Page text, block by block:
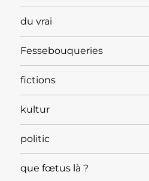
du vrai
Fessebouqueries
fictions
kultur
politic
que fœtus là ?